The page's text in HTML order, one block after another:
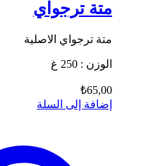
متة ترجواي
متة ترجواي الاصلية
الوزن : 250 غ
₺65,00
إضافة إلى السلة